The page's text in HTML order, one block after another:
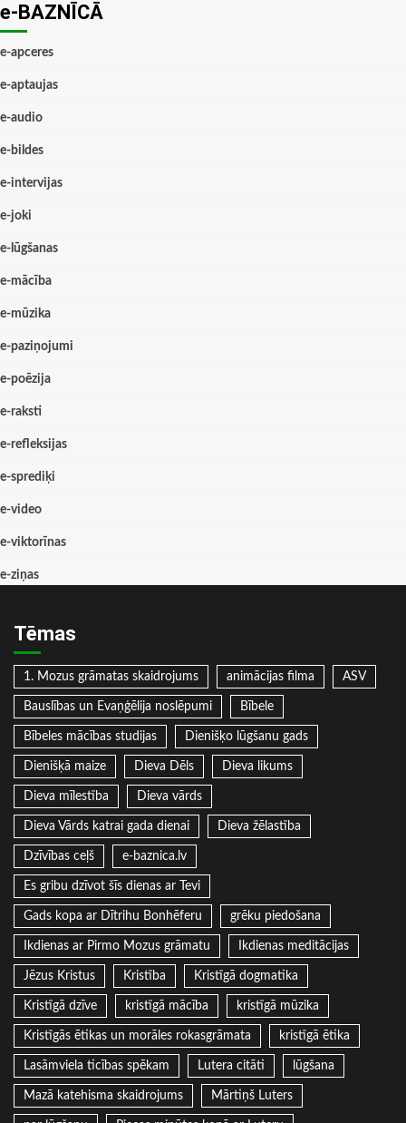
e-BAZNĪCĀ
e-apceres
e-aptaujas
e-audio
e-bildes
e-intervijas
e-joki
e-lūgšanas
e-mācība
e-mūzika
e-paziņojumi
e-poēzija
e-raksti
e-refleksijas
e-sprediķi
e-video
e-viktorīnas
e-ziņas
Tēmas
1. Mozus grāmatas skaidrojums animācijas filma ASV
Bauslības un Evaņģēlija noslēpumi Bībele
Bībeles mācības studijas Dienišķo lūgšanu gads
Dienišķā maize Dieva Dēls Dieva likums
Dieva mīlestība Dieva vārds
Dieva Vārds katrai gada dienai Dieva žēlastība
Dzīvības ceļš e-baznica.lv
Es gribu dzīvot šīs dienas ar Tevi
Gads kopa ar Dītrihu Bonhēferu grēku piedošana
Ikdienas ar Pirmo Mozus grāmatu Ikdienas meditācijas
Jēzus Kristus Kristība Kristīgā dogmatika
Kristīgā dzīve kristīgā mācība kristīgā mūzika
Kristīgās ētikas un morāles rokasgrāmata kristīgā ētika
Lasāmviela ticības spēkam Lutera citāti lūgšana
Mazā katehisma skaidrojums Mārtiņš Luters